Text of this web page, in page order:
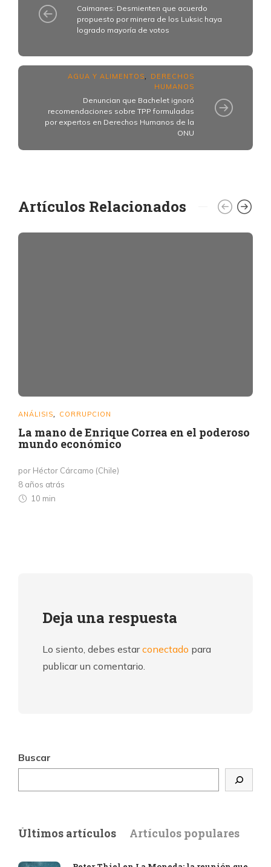
Caimanes: Desmienten que acuerdo
propuesto por minera de los Luksic haya
logrado mayoría de votos
AGUA Y ALIMENTOS
DERECHOS
HUMANOS
Denuncian que Bachelet ignoró
recomendaciones sobre TPP formuladas
por expertos en Derechos Humanos de la
ONU
Artículos Relacionados
ANÁLISIS CORRUPCION
La mano de Enrique Correa en el poderoso
mundo económico
por Héctor Cárcamo (Chile)
8 años atrás
10 min
Deja una respuesta
Lo siento, debes estarconectado para
publicar un comentario.
Buscar
Últimos artículos Artículos populares